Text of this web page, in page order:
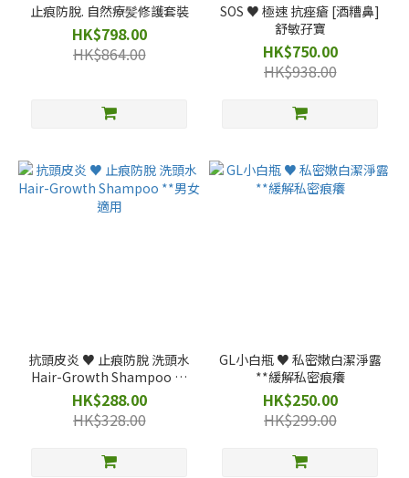
止痕防脫. 自然療髪修護套裝
HK$798.00
HK$864.00
SOS ♥️ 極速 抗痤瘡 [酒糟鼻]
舒敏孖寶
HK$750.00
HK$938.00
抗頭皮炎 ♥️ 止痕防脫 洗頭水
Hair-Growth Shampoo **
男女適用
HK$288.00
HK$328.00
GL小白瓶 ♥️ 私密嫩白潔淨露
**緩解私密痕癢
HK$250.00
HK$299.00